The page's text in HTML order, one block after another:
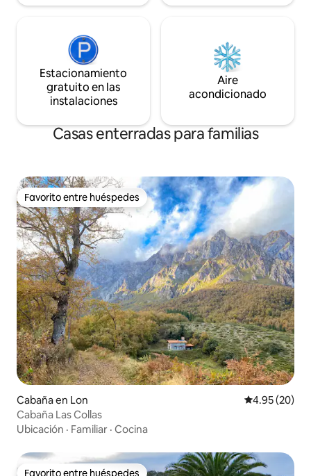
Estacionamiento
gratuito en las
instalaciones
Aire
acondicionado
Casas enterradas para familias
Favorito entre huéspedes
Favorito entre huéspedes
Cabaña en Lon Calificación
4.95 (20)
Cabaña Las Collas
Ubicación · Familiar · Cocina
Favorito entre huéspedes